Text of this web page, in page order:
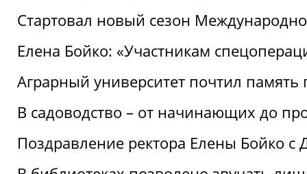
Стартовал новый сезон
Елена Бойко: «Участникам
Аграрный университет почтил
В садоводство – от начинающих до
Поздравление ректора Елены Бойко